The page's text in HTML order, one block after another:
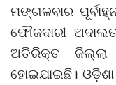
ମଙ୍ଗଳବାର
ଫୌଜଦାରୀ
ଅତିରିକ୍ତ ଜିଲ୍ଲା
ହୋଇଯାଇଛି।